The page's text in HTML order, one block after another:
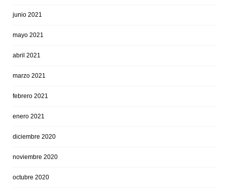
junio 2021
mayo 2021
abril 2021
marzo 2021
febrero 2021
enero 2021
diciembre 2020
noviembre 2020
octubre 2020